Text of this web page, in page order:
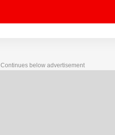
Continues below advertisement